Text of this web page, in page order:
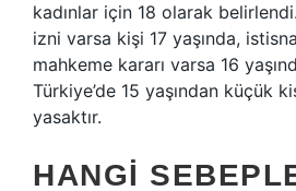
kadınlar için 18 olarak
izni varsa kişi 17 yaşında,
mahkeme kararı varsa 16
Türkiye’de 15 yaşından küçük
yasaktır.
HANGI